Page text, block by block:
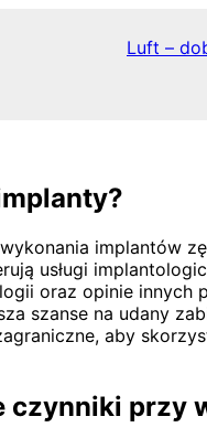
Luft –
implantów
usługi
oraz opinie innych
szanse na udany
aby
czynniki